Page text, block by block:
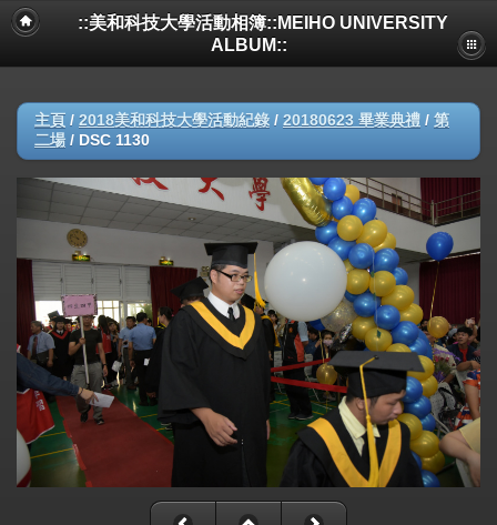
::美和科技大學活動相簿::MEIHO UNIVERSITY
ALBUM::
主頁 / 2018美和科技大學活動紀錄 / 20180623 畢業典禮 / 第
二場 / DSC 1130